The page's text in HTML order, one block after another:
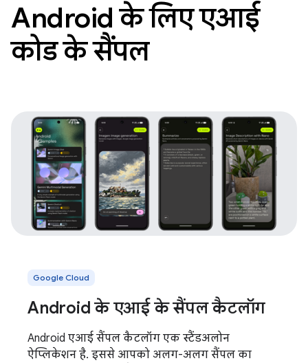
Android के लिए एआई
कोड के सैंपल
Google Cloud
Android के एआई के सैंपल कैटलॉग
Android एआई सैंपल कैटलॉग एक स्टैंडअलोन
ऐप्लिकेशन है. इससे आपको अलग-अलग सैंपल का